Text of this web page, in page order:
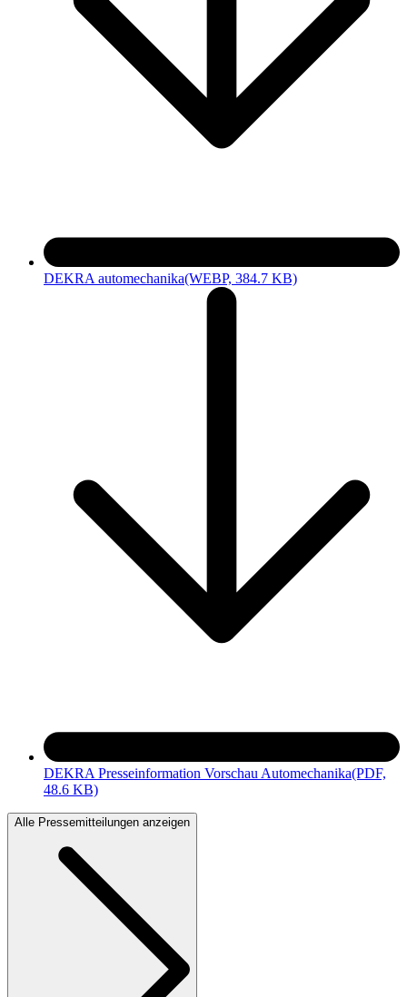
DEKRA automechanika(WEBP, 384.7 KB)
DEKRA Presseinformation Vorschau Automechanika(PDF,
48.6 KB)
Alle Pressemitteilungen anzeigen